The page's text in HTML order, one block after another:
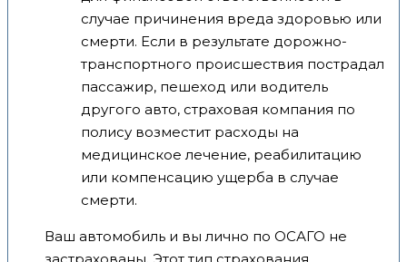
случае причинения вреда здоровью или
смерти. Если в результате дорожно-
транспортного происшествия пострадал
пассажир, пешеход или водитель
другого авто, страховая компания по
полису возместит расходы на
медицинское лечение, реабилитацию
или компенсацию ущерба в случае
смерти.
Ваш автомобиль и вы лично по ОСАГО не
застрахованы. Этот тип страхования